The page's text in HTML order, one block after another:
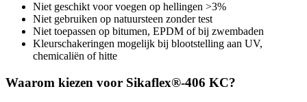
Niet geschikt voor voegen op hellingen >3%
Niet gebruiken op natuursteen zonder test
Niet toepassen op bitumen, EPDM of bij zwembaden
Kleurschakeringen mogelijk bij blootstelling aan UV,
chemicaliën of hitte
Waarom kiezen voor Sikaflex®-406 KC?